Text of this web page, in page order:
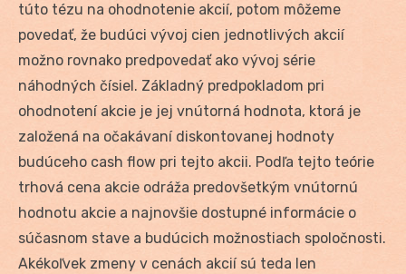
túto tézu na ohodnotenie akcií, potom môžeme
povedať, že budúci vývoj cien jednotlivých akcií
možno rovnako predpovedať ako vývoj série
náhodných čísiel. Základný predpokladom pri
ohodnotení akcie je jej vnútorná hodnota, ktorá je
založená na očakávaní diskontovanej hodnoty
budúceho cash flow pri tejto akcii. Podľa tejto teórie
trhová cena akcie odráža predovšetkým vnútornú
hodnotu akcie a najnovšie dostupné informácie o
súčasnom stave a budúcich možnostiach spoločnosti.
Akékoľvek zmeny v cenách akcií sú teda len